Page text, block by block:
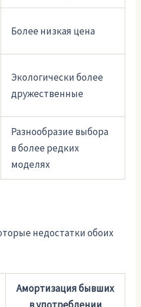
Более низкая цена
Экологически более
дружественные
Разнообразие выбора
в более редких
моделях
недостатки обоих
Амортизация бывших